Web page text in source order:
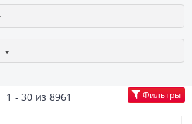
1 - 30 из 8961 Фильтры